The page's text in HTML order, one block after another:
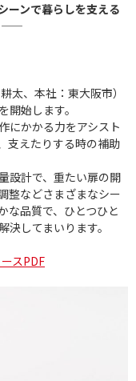
ーンで暮らしを支える
——
太、本社：東大阪市）
始します。
にかかる力をアシスト
支えたりする時の補助
設計で、重たい扉の開
整などさまざまなシー
な品質で、ひとつひと
してまいります。
スPDF